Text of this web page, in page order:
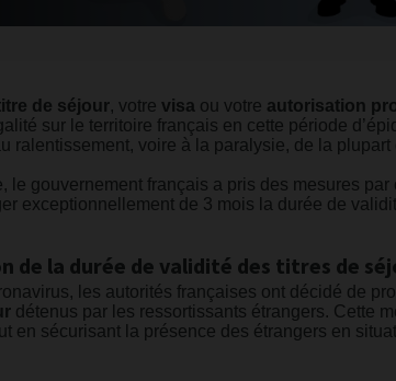
de séjour, votre visa ou votre autorisation
sur le territoire français en cette période
ralentissement, voire à la paralysie, de la
le gouvernement français a pris des mesures
exceptionnellement de 3 mois la durée de
de la durée de validité des titres de
les autorités françaises ont décidé de
détenus par les ressortissants étrangers. Cette
en sécurisant la présence des étrangers en